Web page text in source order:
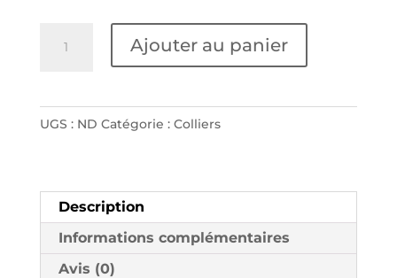
Triptic
Long
Ajouter au panier
UGS : ND Catégorie : Colliers
Description
Informations complémentaires
Avis (0)